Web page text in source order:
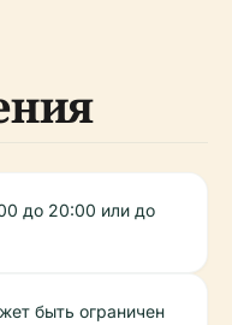
до 20:00 или до
быть ограничен